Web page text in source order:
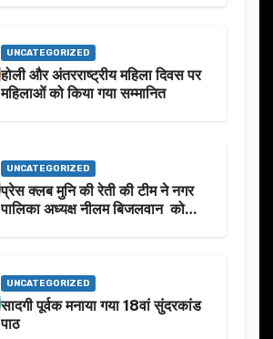
UNCATEGORIZED
होली और अंतरराष्ट्रीय महिला दिवस पर
महिलाओं को किया गया सम्मानित
UNCATEGORIZED
प्रेस क्लब मुनि की रेती की टीम ने नगर
पालिका अध्यक्ष नीलम बिजलवान को
UNCATEGORIZED
सादगी पूर्वक मनाया गया 18वां सुंदरकांड
पाठ